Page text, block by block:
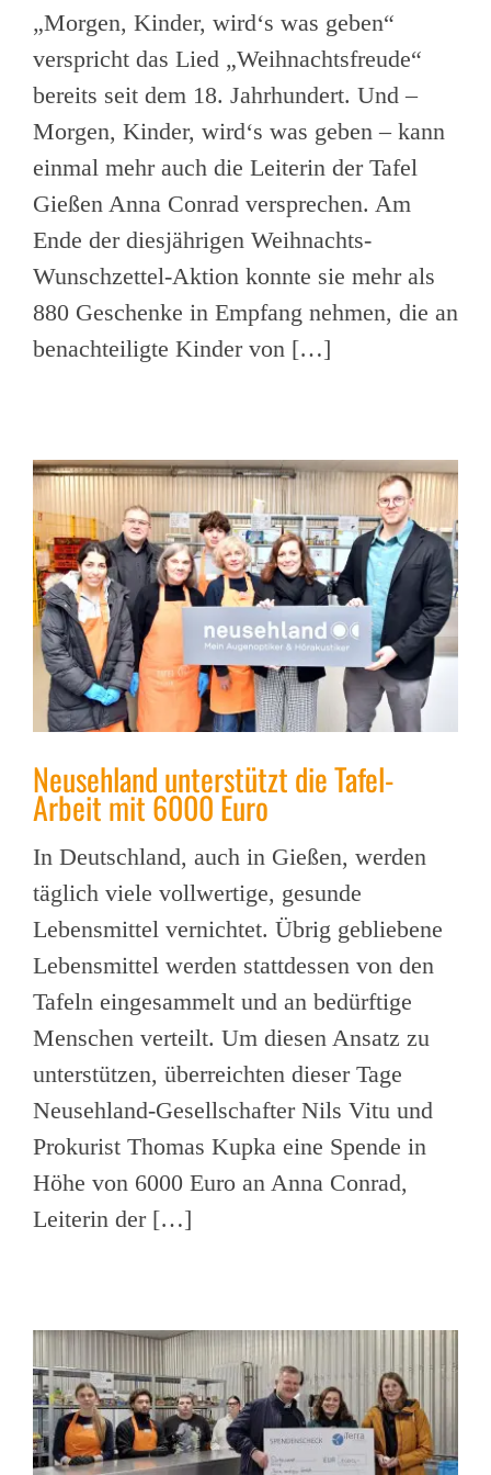
„Morgen, Kinder, wird‘s was geben“
verspricht das Lied „Weihnachtsfreude“
bereits seit dem 18. Jahrhundert. Und –
Morgen, Kinder, wird‘s was geben – kann
einmal mehr auch die Leiterin der Tafel
Gießen Anna Conrad versprechen. Am
Ende der diesjährigen Weihnachts-
Wunschzettel-Aktion konnte sie mehr als
880 Geschenke in Empfang nehmen, die an
benachteiligte Kinder von […]
Neusehland unterstützt die Tafel-
Arbeit mit 6000 Euro
In Deutschland, auch in Gießen, werden
täglich viele vollwertige, gesunde
Lebensmittel vernichtet. Übrig gebliebene
Lebensmittel werden stattdessen von den
Tafeln eingesammelt und an bedürftige
Menschen verteilt. Um diesen Ansatz zu
unterstützen, überreichten dieser Tage
Neusehland-Gesellschafter Nils Vitu und
Prokurist Thomas Kupka eine Spende in
Höhe von 6000 Euro an Anna Conrad,
Leiterin der […]